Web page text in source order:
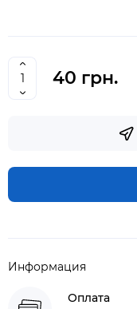
40 грн.
Информация
Оплата